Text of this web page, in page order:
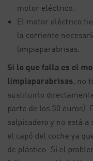
motor eléctrico.
El motor eléctrico
la corriente
limpiaparabrisas.
Si lo que falla es el
limpiaparabrisas, no
sustituirlo
parte de los 30 euros).
salpicadero y no está
el capó del coche ya
de plástico. Si el